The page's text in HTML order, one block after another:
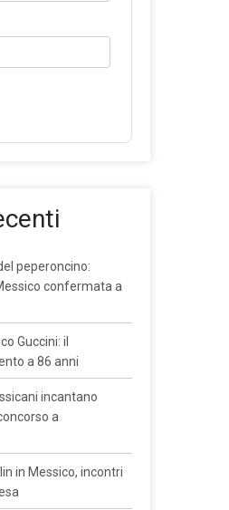
peperoncino:
confermata a
Guccini: il
a 86 anni
incantano
a
in Messico, incontri